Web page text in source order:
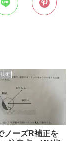
術
ノーズR補正を